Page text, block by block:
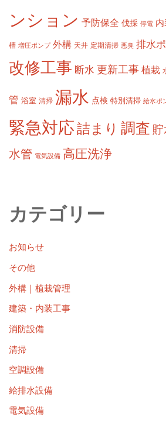
ンション 予防保全 伐採 停電 内
槽 増圧ポンプ 外構 天井 定期清掃 悪臭 排水
改修工事 断水 更新工事 植栽
管 浴室 清掃 漏水 点検 特別清掃 給水ポ
緊急対応詰まり 調査
水管 電気設備 高圧洗浄
カテゴリー
お知らせ
その他
外構｜植栽管理
建築・内装工事
消防設備
清掃
空調設備
給排水設備
電気設備